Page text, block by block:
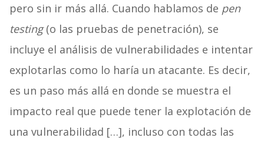
pero sin ir más allá. Cuando hablamos de pen
testing(o las pruebas de penetración), se
incluye el análisis de vulnerabilidades e intentar
explotarlas como lo haría un atacante. Es decir,
es un paso más allá en donde se muestra el
impacto real que puede tener la explotación de
una vulnerabilidad […], incluso con todas las